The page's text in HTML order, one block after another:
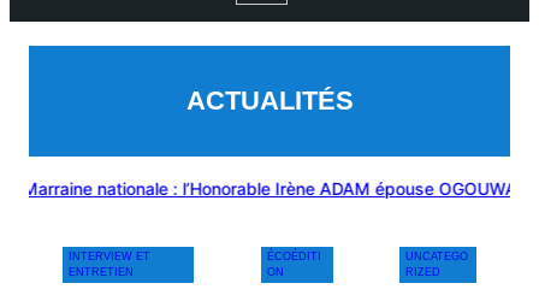
ACTUALITÉS
nationale : l’Honorable Irène ADAM épouse OGOUWALE
INTERVIEW ET
ENTRETIEN
ÉCOÉDITI
ON
UNCATEGO
RIZED